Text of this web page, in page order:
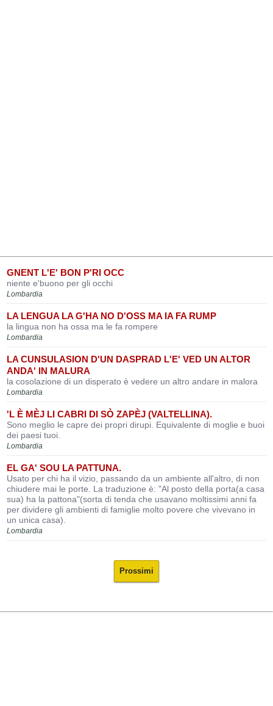
GNENT L'E' BON P'RI OCC
niente e'buono per gli occhi
Lombardia
LA LENGUA LA G'HA NO D'OSS MA IA FA RUMP
la lingua non ha ossa ma le fa rompere
Lombardia
LA CUNSULASION D'UN DASPRAD L'E' VED UN ALTOR
ANDA' IN MALURA
la cosolazione di un disperato è vedere un altro andare in malora
Lombardia
'L È MÈJ LI CABRI DI SÒ ZAPÈJ (VALTELLINA).
Sono meglio le capre dei propri dirupi. Equivalente di moglie e buoi
dei paesi tuoi.
Lombardia
EL GA' SOU LA PATTUNA.
Usato per chi ha il vizio, passando da un ambiente all'altro, di non
chiudere mai le porte. La traduzione è: "Al posto della porta(a casa
sua) ha la pattona"(sorta di tenda che usavano moltissimi anni fa
per dividere gli ambienti di famiglie molto povere che vivevano in
un unica casa).
Lombardia
Prossimi